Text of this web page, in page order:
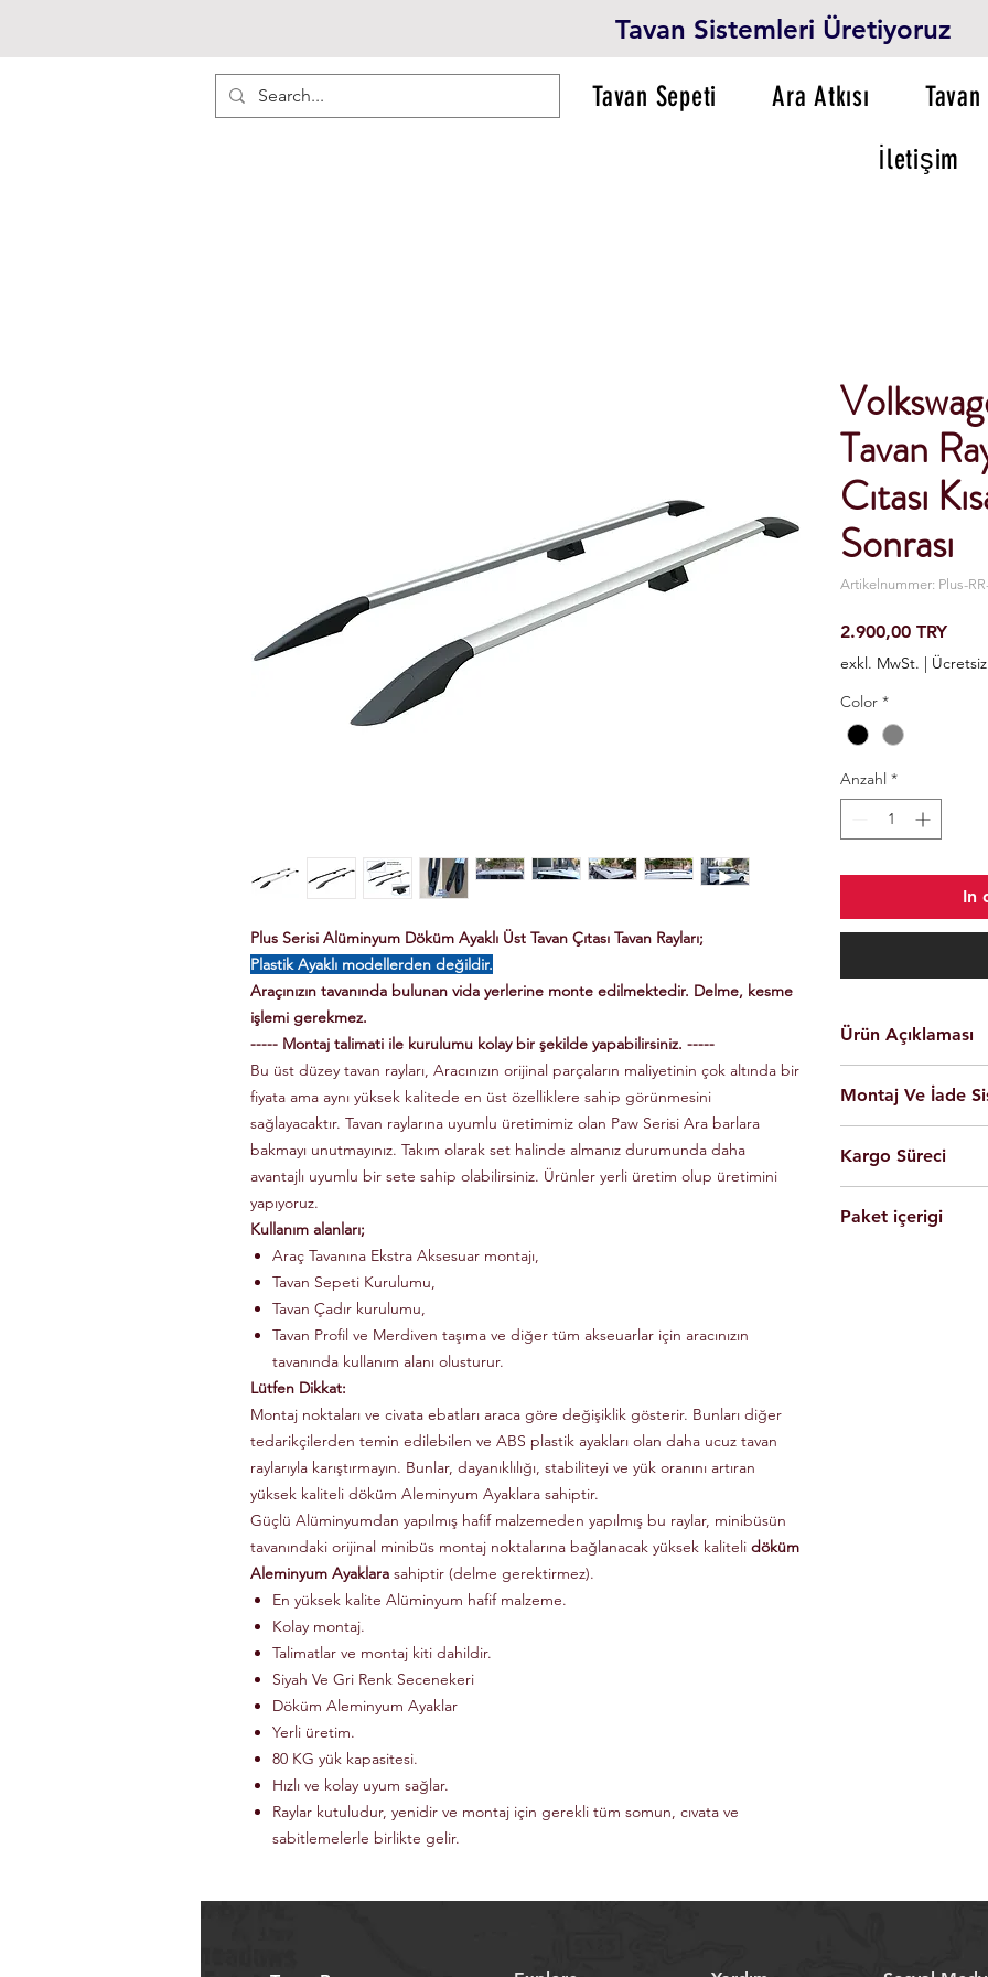
Tavan Sistemleri Üretiyoruz
Tavan Sepeti Ara Atkısı
İletişim
Plus Serisi Alüminyum Döküm Ayaklı Üst Tavan Çıtası Tavan Rayları;
Plastik Ayaklı modellerden değildir.
Araçınızın tavanında bulunan vida yerlerine monte edilmektedir. Delme, kesme
işlemi gerekmez.
----- Montaj talimati ile kurulumu kolay bir şekilde yapabilirsiniz. -----
Bu üst düzey tavan rayları, Aracınızın orijinal parçaların maliyetinin çok altında bir
fiyata ama aynı yüksek kalitede en üst özelliklere sahip görünmesini
sağlayacaktır. Tavan raylarına uyumlu üretimimiz olan Paw Serisi Ara barlara
bakmayı unutmayınız. Takım olarak set halinde almanız durumunda daha
avantajlı uyumlu bir sete sahip olabilirsiniz. Ürünler yerli üretim olup üretimini
yapıyoruz.
Kullanım alanları;
Araç Tavanına Ekstra Aksesuar montajı,
Tavan Sepeti Kurulumu,
Tavan Çadır kurulumu,
Tavan Profil ve Merdiven taşıma ve diğer tüm akseuarlar için aracınızın
tavanında kullanım alanı olusturur.
Lütfen Dikkat:
Montaj noktaları ve civata ebatları araca göre değişiklik gösterir. Bunları diğer
tedarikçilerden temin edilebilen ve ABS plastik ayakları olan daha ucuz tavan
raylarıyla karıştırmayın. Bunlar, dayanıklılığı, stabiliteyi ve yük oranını artıran
yüksek kaliteli döküm Aleminyum Ayaklara sahiptir.
Güçlü Alüminyumdan yapılmış hafif malzemeden yapılmış bu raylar, minibüsün
tavanındaki orijinal minibüs montaj noktalarına bağlanacak yüksek kaliteli döküm
Aleminyum Ayaklara sahiptir (delme gerektirmez).
En yüksek kalite Alüminyum hafif malzeme.
Kolay montaj.
Talimatlar ve montaj kiti dahildir.
Siyah Ve Gri Renk Secenekeri
Döküm Aleminyum Ayaklar
Yerli üretim.
80 KG yük kapasitesi.
Hızlı ve kolay uyum sağlar.
Raylar kutuludur, yenidir ve montaj için gerekli tüm somun, cıvata ve
sabitlemelerle birlikte gelir.
Tavan
Cıtası
Sonrası
Artikelnummer: Plus-
2.900,00 TRYPreis
exkl. MwSt. |
Color *
Anzahl *
In
Ürün Açıklaması
Kolay montaj.
Talimatlar ve
Siyah Ve Gri Renk
Döküm
Yerli üretim.
80 KG yük
Montaj Ve İade
olarak
Ürünleri son
yapabilmesi için
Tüm ürünlerde
Kargo Süreci
Saat 14'ekadar
Paket içerigi